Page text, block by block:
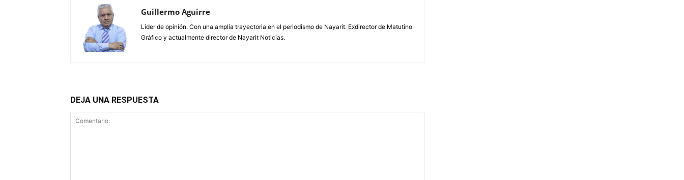
Guillermo Aguirre
Líder de opinión. Con una amplía trayectoria en el periodismo de Nayarit. Exdirector de Matutino
Gráfico y actualmente director de Nayarit Noticias.
DEJA UNA RESPUESTA